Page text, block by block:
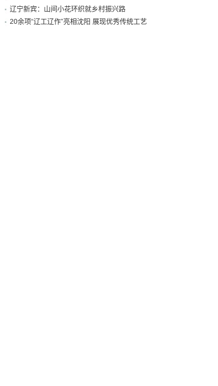
辽宁新宾：山间小花环织就乡村振兴路
20余项“辽工辽作”亮相沈阳 展现优秀传统工艺